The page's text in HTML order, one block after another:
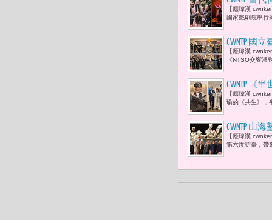
羽、林益
【應瑋漢
國家戲劇院舉行
CWNTP 國
倫、曹雅
【應瑋漢
《NTSO交響
CWNTP 《
旅法長笛
【應瑋漢
瑜的《共生》，
CWNTP 山
（
【應瑋漢
第六度訪臺，帶